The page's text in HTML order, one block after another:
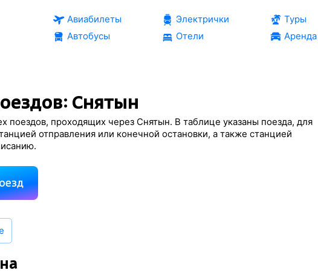
Авиабилеты
Автобусы
Электрички
Отели
Туры
Аренда
Снятын
поездов, проходящих через Снятын. В таблице указаны поезда, для
отправления или конечной остановки, а также станцией